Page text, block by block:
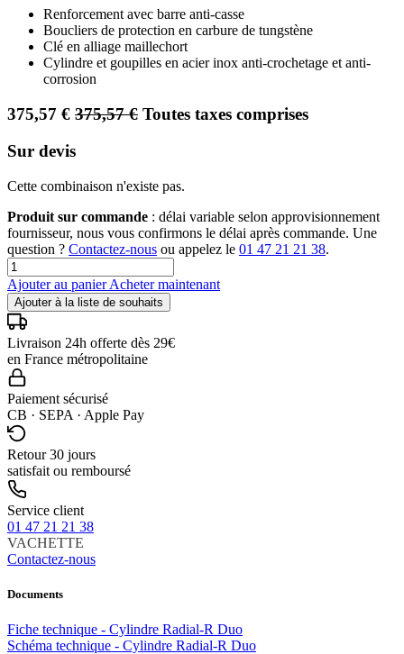
Renforcement avec barre anti-casse
Boucliers de protection en carbure de tungstène
Clé en alliage maillechort
Cylindre et goupilles en acier inox anti-crochetage et anti-
corrosion
375,57 € 375,57€ Toutes taxes comprises
Sur devis
Cette combinaison n'existe pas.
Produit sur commande : délai variable selon approvisionnement
fournisseur, nous vous confirmons le délai après commande. Une
question ? Contactez-nous ou appelez le 01 47 21 21 38.
Ajouter au panierAcheter maintenant
Ajouter à la liste de souhaits
Livraison 24h offerte dès 29€
en France métropolitaine
Paiement sécurisé
CB · SEPA · Apple Pay
Retour 30 jours
satisfait ou remboursé
Service client
01 47 21 21 38
VACHETTE
Contactez-nous
Documents
Fiche technique - Cylindre Radial-R Duo
Schéma technique - Cylindre Radial-R Duo